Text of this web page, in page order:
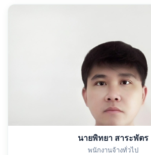
นายพิทยา สาระพัตร
พนักงานจ้างทั่วไป